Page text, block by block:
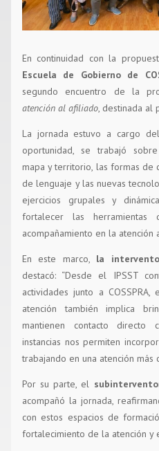
En continuidad con la
Escuela de Gobierno de
segundo encuentro de la
atención al afiliado, destinada al
La jornada estuvo a cargo del
oportunidad, se trabajó
mapa y territorio, las formas de
de lenguaje y las nuevas
ejercicios grupales y
fortalecer las herramientas
acompañamiento en la atención
En este marco, la
destacó: “Desde el IPSST
actividades junto a
atención también implica
mantienen contacto directo
instancias nos permiten
trabajando en una atención más
Por su parte, el
acompañó la jornada,
con estos espacios de
fortalecimiento de la atención y